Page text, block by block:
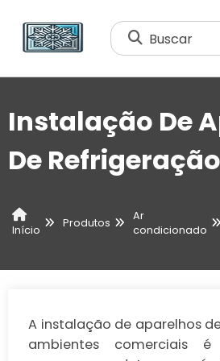
Buscar
Instalação De
De Refrigeração
Início
Produtos
Ar
condicionado
A instalação de aparelhos
ambientes comerciais é